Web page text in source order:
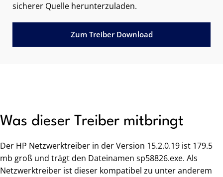
sicherer Quelle herunterzuladen.
Zum Treiber Download
Was dieser Treiber mitbringt
Der HP Netzwerktreiber in der Version 15.2.0.19 ist 179.5
mb groß und trägt den Dateinamen sp58826.exe. Als
Netzwerktreiber ist dieser kompatibel zu unter anderem